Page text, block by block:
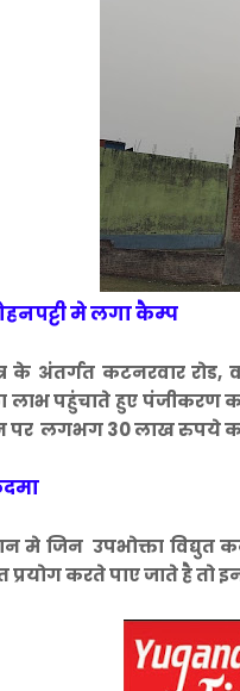
मे लगा कैम्प
के अंतर्गत कटनरवार
लाभ पहुंचाते हुए पंजीकरण
पर लगभग 30 लाख रुपये का
मे जिन उपभोक्ता विद्युत
प्रयोग करते पाए जाते है